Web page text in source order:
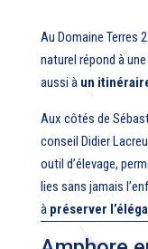
Au Domaine Terres
naturel répond à
aussi à un
Aux côtés de
conseil Didier
outil d’élevage,
lies sans jamais
à préserver